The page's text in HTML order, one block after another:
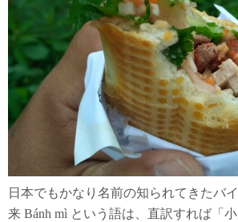
日本でもかなり名前の知られてきたバ
来 Bánh mì という語は、直訳すれば「